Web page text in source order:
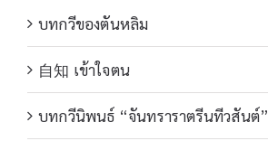
บทกวีของตันหลิม
自知 เข้าใจตน
บทกวีนิพนธ์ “จันทราราตรีนทีวสันต์”